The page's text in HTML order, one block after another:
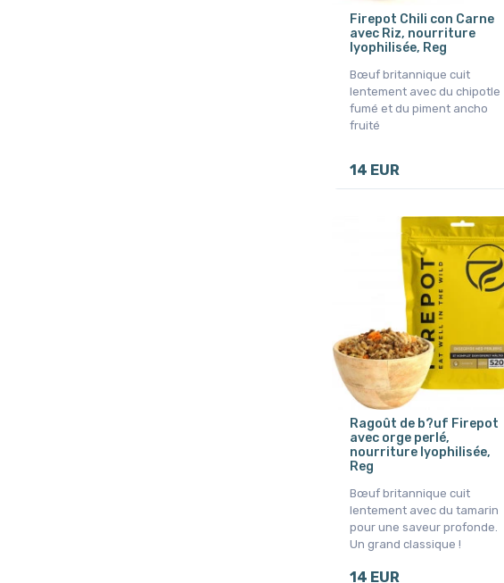
Firepot Chili con Carne
avec Riz, nourriture
lyophilisée, Reg
Bœuf britannique cuit
lentement avec du chipotle
fumé et du piment ancho
fruité
14 EUR
Ragoût de b?uf Firepot
avec orge perlé,
nourriture lyophilisée,
Reg
Bœuf britannique cuit
lentement avec du tamarin
pour une saveur profonde.
Un grand classique !
14 EUR